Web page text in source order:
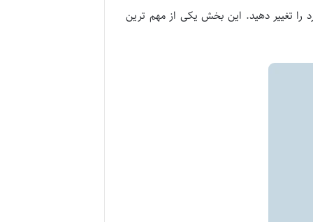
را تغییر دهید. این بخش یکی از مهم ترین